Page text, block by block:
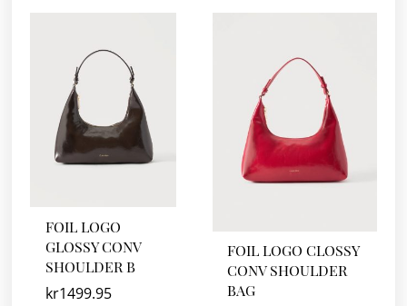
FOIL LOGO
GLOSSY CONV
SHOULDER B
kr1499.95
FOIL LOGO CLOSSY
CONV SHOULDER
BAG